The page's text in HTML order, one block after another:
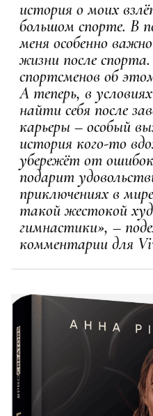
история о моих
большом спорте. В
меня особенно
жизни после
спортсменов об
А теперь, в
найти себя после
карьеры – особый
история кого-то
убережёт от
подарит
приключениях в
такой жестокой
гимнастики», –
комментарии для